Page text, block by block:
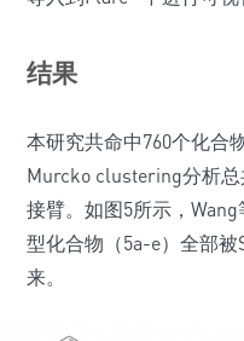
结果
本研究共命中760个化合
Murcko clustering分析
接臂。如图5所示，Wang
型化合物（5a-e）全部
来。